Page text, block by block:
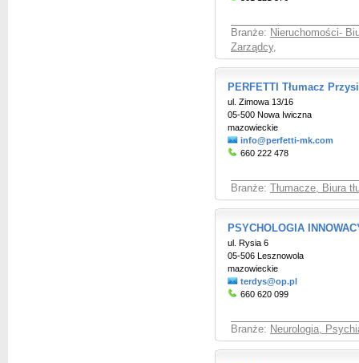
Branże: Nieruchomości-
Zarządcy,
PERFETTI Tłumacz
ul. Zimowa 13/16
05-500 Nowa Iwiczna
mazowieckie
info@perfetti-mk.com
660 222 478
Branże: Tłumacze, Biura
PSYCHOLOGIA
ul. Rysia 6
05-506 Lesznowola
mazowieckie
terdys@op.pl
660 620 099
Branże: Neurologia,